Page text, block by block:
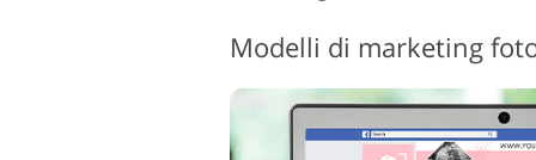
Servizi di ritocco del
prodotto